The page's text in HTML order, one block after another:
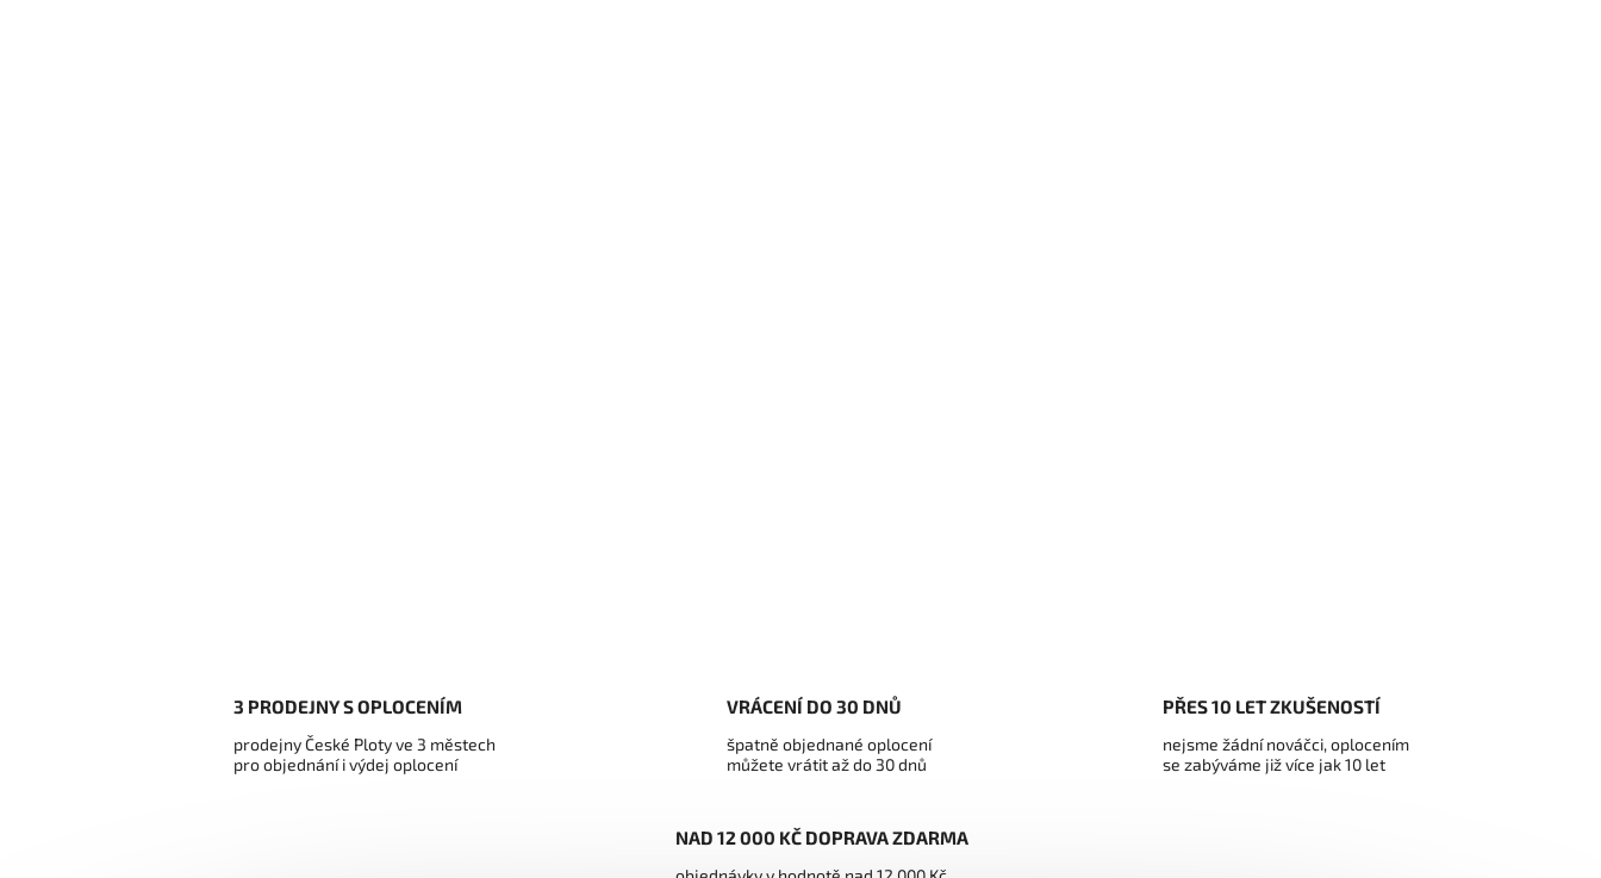
3 PRODEJNY S OPLOCENÍM
prodejny České Ploty ve 3 městech
pro objednání i výdej oplocení
VRÁCENÍ DO 30 DNŮ
špatně objednané oplocení
můžete vrátit až do 30 dnů
PŘES 10 LET ZKUŠENOSTÍ
nejsme žádní nováčci, oplocením
se zabýváme již více jak 10 let
NAD 12 000 KČ DOPRAVA ZDARMA